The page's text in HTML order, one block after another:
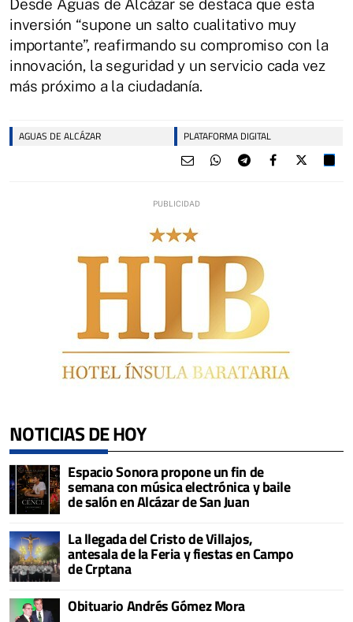
Desde Aguas de Alcázar se destaca que esta
inversión “supone un salto cualitativo muy
importante”, reafirmando su compromiso con la
innovación, la seguridad y un servicio cada vez
más próximo a la ciudadanía.
AGUAS DE ALCÁZAR PLATAFORMA DIGITAL
NOTICIAS DE HOY
Espacio Sonora propone un fin de
semana con música electrónica y baile
de salón en Alcázar de San Juan
La llegada del Cristo de Villajos,
antesala de la Feria y fiestas en Campo
de Crptana
Obituario Andrés Gómez Mora